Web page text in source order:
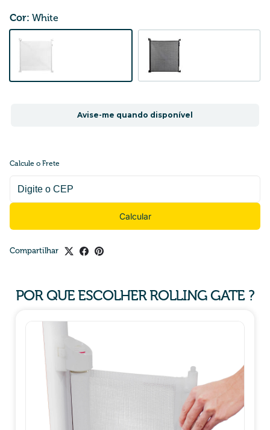
Cor: White
Black
Avise-me quando disponível
Calcule o Frete
Calcular
Compartilhar
POR QUE ESCOLHER ROLLING GATE ?